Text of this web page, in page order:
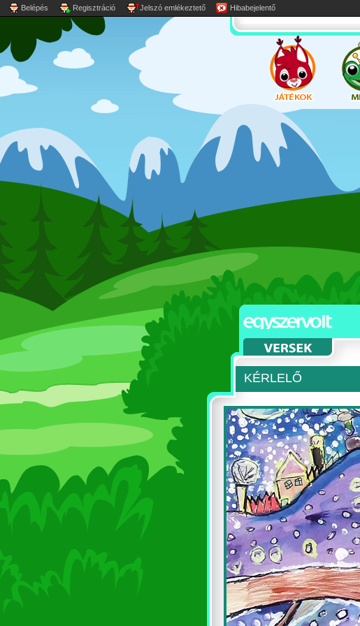
Belépés Regisztráció Jelszó emlékeztető Hibabejelentő
KÉRLELŐ